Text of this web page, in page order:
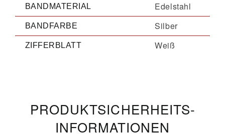
BANDMATERIAL Edelstahl
BANDFARBE Silber
ZIFFERBLATT Weiß
PRODUKT­­SICHERHEITS­
INFORMATIONEN